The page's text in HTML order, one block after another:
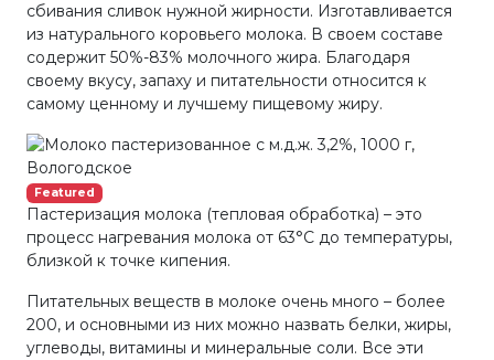
сбивания сливок нужной жирности. Изготавливается
из натурального коровьего молока. В своем составе
содержит 50%-83% молочного жира. Благодаря
своему вкусу, запаху и питательности относится к
самому ценному и лучшему пищевому жиру.
Featured
Пастеризация молока (тепловая обработка) – это
процесс нагревания молока от 63°С до температуры,
близкой к точке кипения.
Питательных веществ в молоке очень много – более
200, и основными из них можно назвать белки, жиры,
углеводы, витамины и минеральные соли. Все эти